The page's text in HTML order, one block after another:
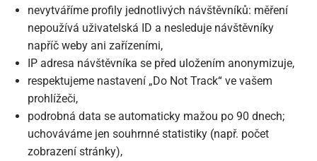
nevytváříme profily jednotlivých návštěvníků: měření
nepoužívá uživatelská ID a nesleduje návštěvníky
napříč weby ani zařízeními,
IP adresa návštěvníka se před uložením anonymizuje,
respektujeme nastavení „Do Not Track“ ve vašem
prohlížeči,
podrobná data se automaticky mažou po 90 dnech;
uchováváme jen souhrnné statistiky (např. počet
zobrazení stránky),